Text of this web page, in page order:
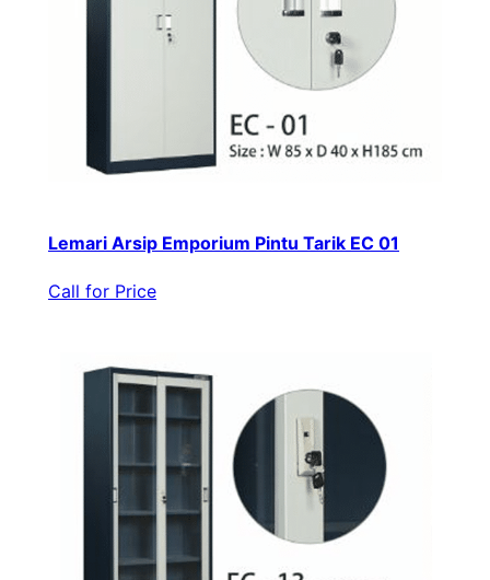
Lemari Arsip Emporium Pintu Tarik EC 01
Call for Price